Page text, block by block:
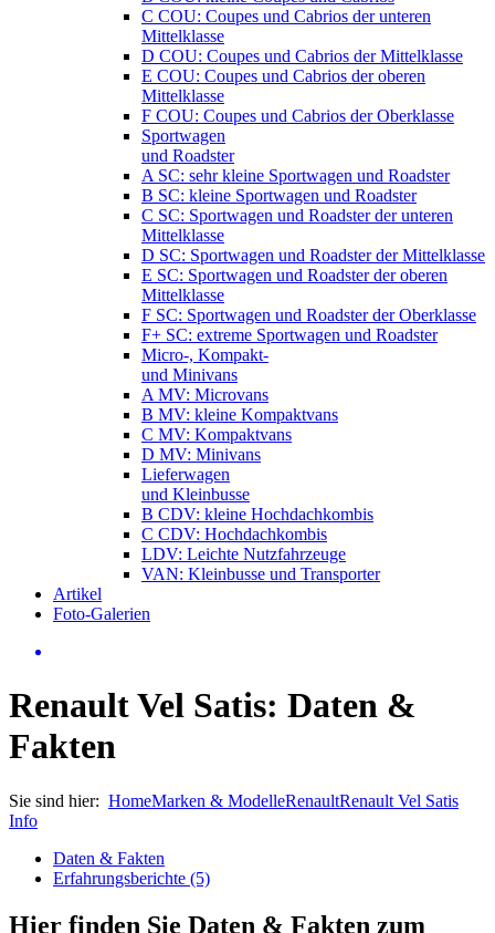
C COU: Coupes und Cabrios der unteren
Mittelklasse
D COU: Coupes und Cabrios der Mittelklasse
E COU: Coupes und Cabrios der oberen
Mittelklasse
F COU: Coupes und Cabrios der Oberklasse
Sportwagen
und Roadster
A SC: sehr kleine Sportwagen und Roadster
B SC: kleine Sportwagen und Roadster
C SC: Sportwagen und Roadster der unteren
Mittelklasse
D SC: Sportwagen und Roadster der Mittelklasse
E SC: Sportwagen und Roadster der oberen
Mittelklasse
F SC: Sportwagen und Roadster der Oberklasse
F+ SC: extreme Sportwagen und Roadster
Micro-, Kompakt-
und Minivans
A MV: Microvans
B MV: kleine Kompaktvans
C MV: Kompaktvans
D MV: Minivans
Lieferwagen
und Kleinbusse
B CDV: kleine Hochdachkombis
C CDV: Hochdachkombis
LDV: Leichte Nutzfahrzeuge
VAN: Kleinbusse und Transporter
Artikel
Foto-Galerien
Renault Vel Satis: Daten &
Fakten
Sie sind hier: HomeMarken & ModelleRenaultRenault Vel Satis
Info
Daten & Fakten
Erfahrungsberichte (5)
Hier finden Sie Daten & Fakten zum